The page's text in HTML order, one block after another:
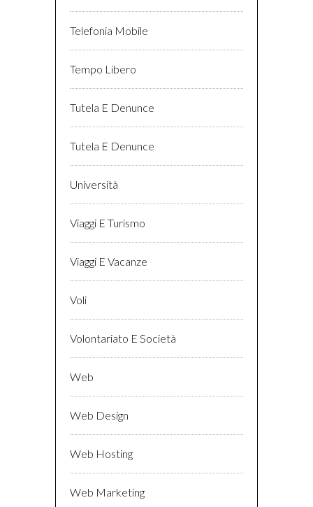
Telefonia Mobile
Tempo Libero
Tutela E Denunce
Tutela E Denunce
Università
Viaggi E Turismo
Viaggi E Vacanze
Voli
Volontariato E Società
Web
Web Design
Web Hosting
Web Marketing